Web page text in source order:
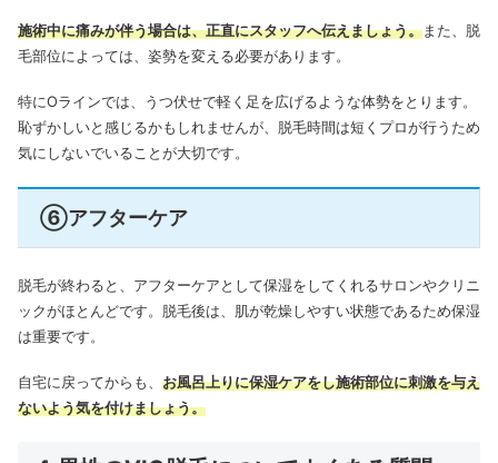
施術中に痛みが伴う場合は、正直にスタッフへ伝えましょう。また、脱
毛部位によっては、姿勢を変える必要があります。
特にOラインでは、うつ伏せで軽く足を広げるような体勢をとります。
恥ずかしいと感じるかもしれませんが、脱毛時間は短くプロが行うため
気にしないでいることが大切です。
⑥アフターケア
脱毛が終わると、アフターケアとして保湿をしてくれるサロンやクリニ
ックがほとんどです。脱毛後は、肌が乾燥しやすい状態であるため保湿
は重要です。
自宅に戻ってからも、 お風呂上りに保湿ケアをし施術部位に刺激を与え
ないよう気を付けましょう。